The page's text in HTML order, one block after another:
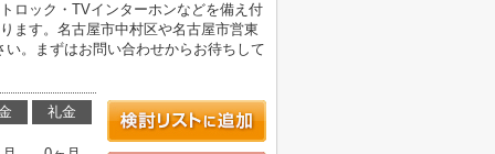
ロック・TVインターホンなどを備え付
ます。名古屋市中村区や名古屋市営東
。まずはお問い合わせからお待ちして
礼金